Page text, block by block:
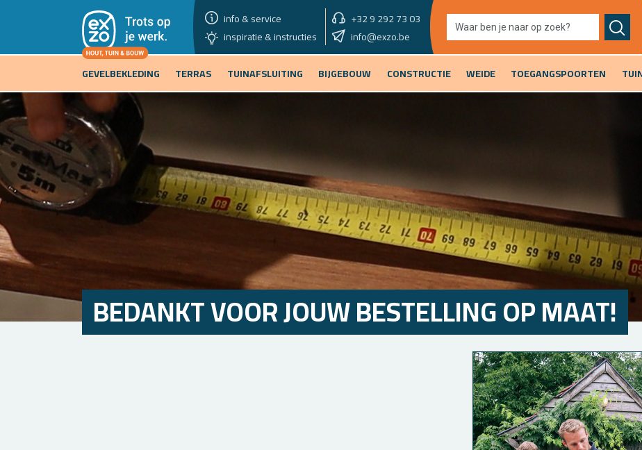
info & service +32 9 292 73 03
showroom morgen
inspiratie & instructies
info@exzo.be 9u - 12u30 & 13u30 - 17u
GEVELBEKLEDING
TERRAS TUINAFSLUITING BIJGEBOUW CONSTRUCTIE WEIDE TOEGANGSPOORTEN
BE­DANKT VOOR JOUW BE­STEL­LING OP MAAT!